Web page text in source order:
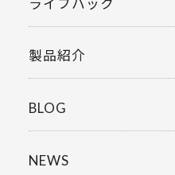
製品紹介
BLOG
NEWS